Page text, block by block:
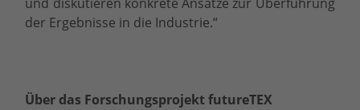
der Ergebnisse in die Industrie.“
Über das Forschungsprojekt futureTEX